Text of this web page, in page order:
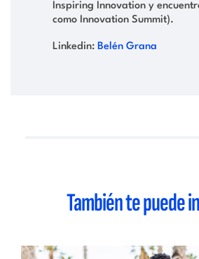
Inspiring Innovation y
como Innovation Summit).
Linkedin: Belén Grana
También te puede